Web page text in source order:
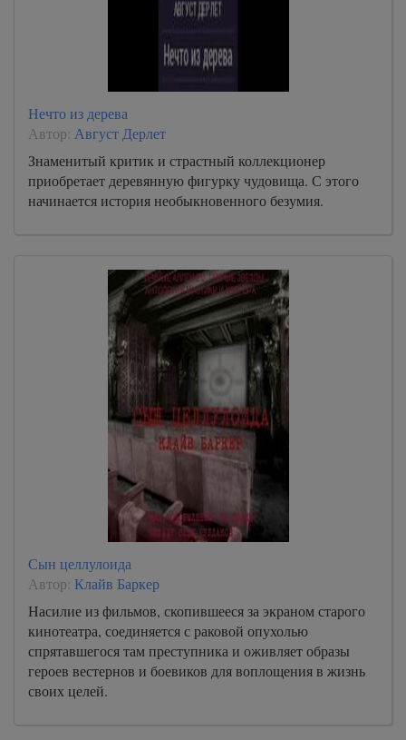
Нечто из дерева
Автор: Август Дерлет
Знаменитый критик и страстный коллекционер
приобретает деревянную фигурку чудовища. С этого
начинается история необыкновенного безумия.
Сын целлулоида
Автор: Клайв Баркер
Насилие из фильмов, скопившееся за экраном старого
кинотеатра, соединяется с раковой опухолью
спрятавшегося там преступника и оживляет образы
героев вестернов и боевиков для воплощения в жизнь
своих целей.